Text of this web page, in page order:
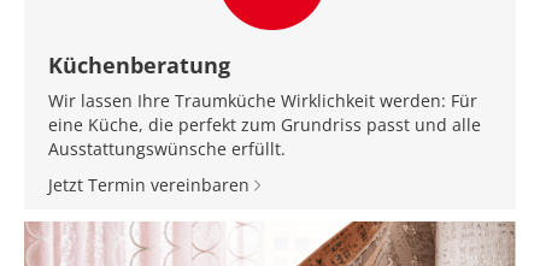
Küchenberatung
Wir lassen Ihre Traumküche Wirklichkeit werden: Für
eine Küche, die perfekt zum Grundriss passt und alle
Ausstattungswünsche erfüllt.
Jetzt Termin vereinbaren